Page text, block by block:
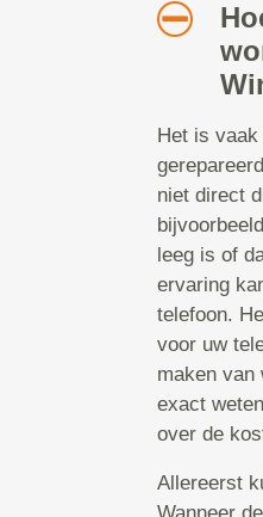
Het is
niet direct
leeg is of
ervaring
telefoon.
voor uw
maken van
exact
over de
Allereerst